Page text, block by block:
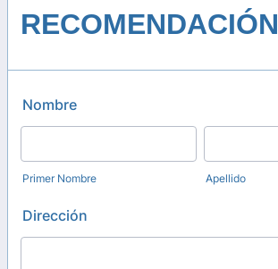
RECOMENDACIÓN
Nombre
Primer Nombre Apellido
Dirección